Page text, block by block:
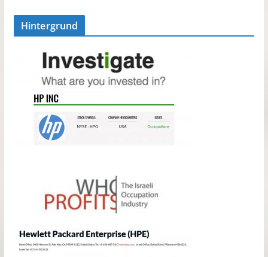
Hintergrund